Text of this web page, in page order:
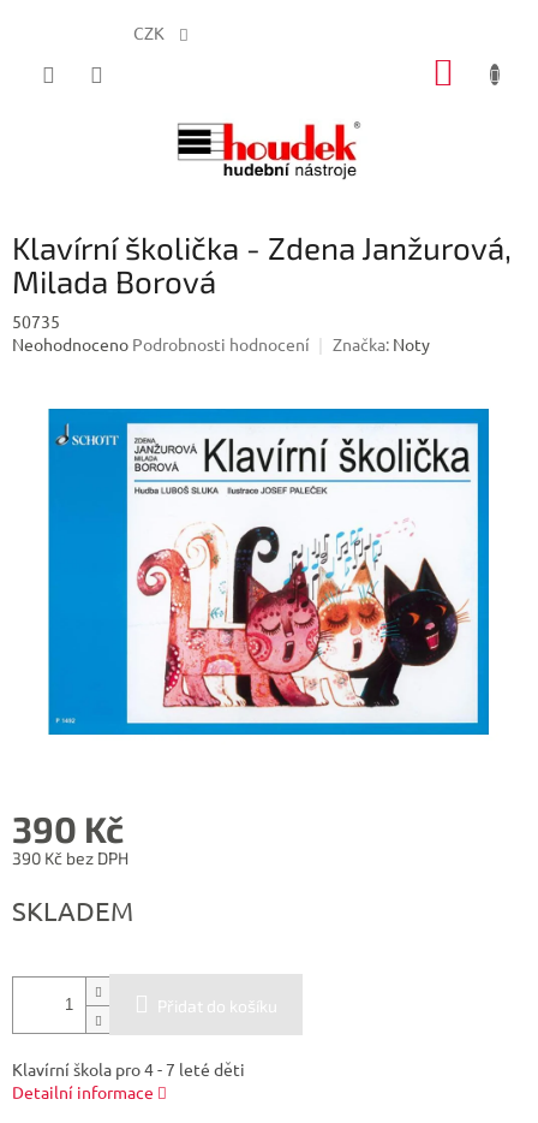
CZK
Klavírní školička - Zdena Janžurová,
Milada Borová
50735
Průměrné
Neohodnoceno Podrobnosti hodnocení Značka: Noty
390 Kč
390 Kč bez DPH
cena:
SKLADEM
Přidat do košíku
Klavírní škola pro 4 - 7 leté děti
Detailní informace